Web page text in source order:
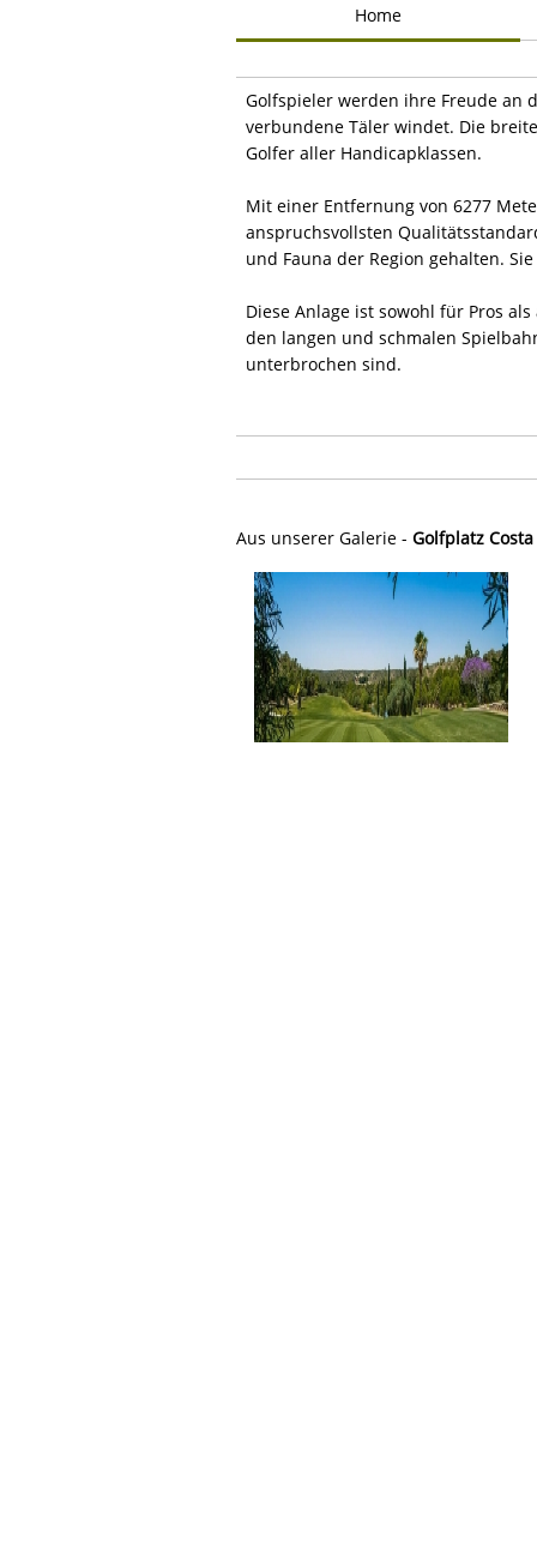
Home
Golfspieler werden ihre Freude an
verbundene Täler windet. Die
Golfer aller Handicapklassen.
Mit einer Entfernung von 6277
anspruchsvollsten
und Fauna der Region gehalten.
Diese Anlage ist sowohl für Pros
den langen und schmalen
unterbrochen sind.
Aus unserer Galerie - Golfplatz